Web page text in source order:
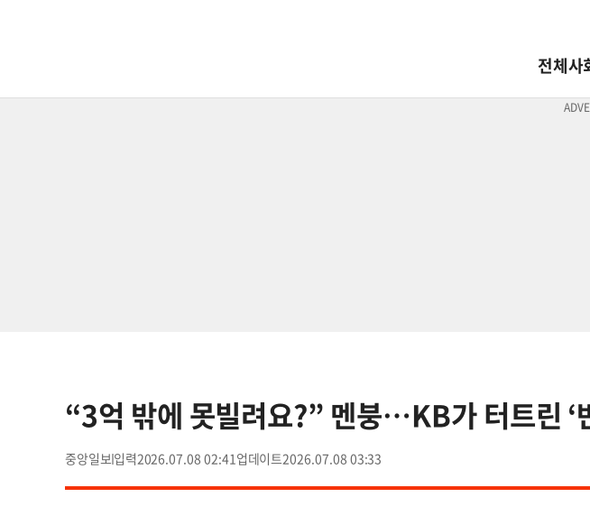
전체사
“3억 밖에 못빌려요?” 멘붕…KB가 터트린 ‘
중앙일보 2026.07.08 02:41 2026.07.08 03:33